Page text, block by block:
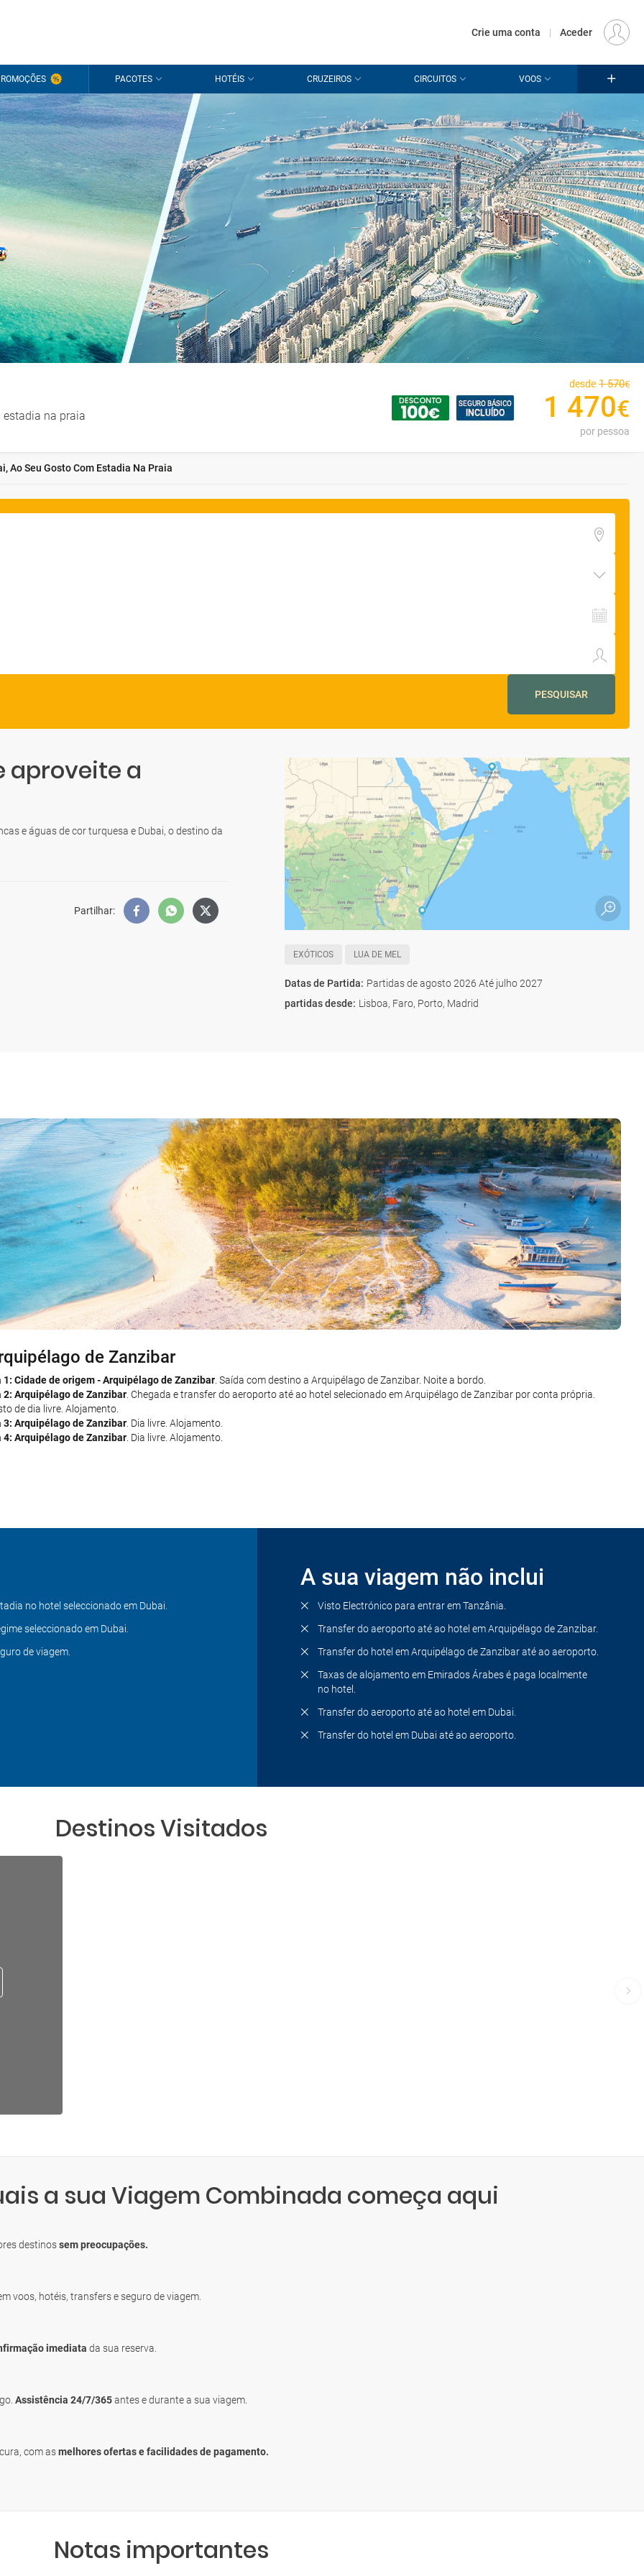
Crie uma conta | Aceder
PACOTES HOTÉIS CRUZEIROS CIRCUITOS VOOS
estadia na praia
desde 1 570€
1 470€
por pessoa
Ao Seu Gosto Com Estadia Na Praia
PESQUISAR
aproveite a
e águas de cor turquesa e Dubai, o destino da
Partilhar:
EXÓTICOS LUA DE MEL
Datas de Partida: Partidas de agosto 2026 Até julho 2027
partidas desde: Lisboa, Faro, Porto, Madrid
de Zanzibar
1: Cidade de origem - Arquipélago de Zanzibar. Saída com destino a Arquipélago de Zanzibar. Noite a bordo.
2: Arquipélago de Zanzibar. Chegada e transfer do aeroporto até ao hotel selecionado em Arquipélago de Zanzibar por conta própria.
de dia livre. Alojamento.
3: Arquipélago de Zanzibar. Dia livre. Alojamento.
4: Arquipélago de Zanzibar. Dia livre. Alojamento.
5: Arquipélago de Zanzibar - Dubai. Transfer até ao aeroporto por conta própria. Voo de Arquipélago de Zanzibar a Dubai. Chegada e
do aeroporto até ao hotel selecionado em Dubai por conta própria. Resto de dia livre. Alojamento.
6: Dubai . Dia livre. Alojamento.
7: Dubai. Dia livre. Alojamento.
8: Dubai - Cidade de origem . Transfer até ao aeroporto por conta própria. Voo com destino ao cidade de origem. Chegada. Fim da viagem e
no hotel seleccionado em Dubai.
seleccionado em Dubai.
de viagem.
A sua viagem não inclui
Visto Electrónico para entrar em Tanzânia.
Transfer do aeroporto até ao hotel em Arquipélago de Zanzibar.
Transfer do hotel em Arquipélago de Zanzibar até ao aeroporto.
Taxas de alojamento em Emirados Árabes é paga localmente
no hotel.
Transfer do aeroporto até ao hotel em Dubai.
Transfer do hotel em Dubai até ao aeroporto.
Destinos Visitados
a sua Viagem Combinada começa aqui
destinossem preocupações.
voos, hotéis, transfers e seguro de viagem.
imediata da sua reserva.
Assistência 24/7/365antes e durante a sua viagem.
com asmelhores ofertas e facilidades de pagamento.
Notas importantes